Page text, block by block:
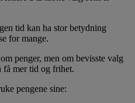
tid kan ha stor betydning
for mange.
penger, men om bevisste valg
få mer tid og frihet.
pengene sine: